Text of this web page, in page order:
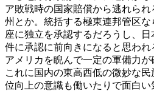
ア敗戦時の国家賠償から逃れら
州とか。統括する極東連邦管区
座に独立を承認するだろうし、
件に承認に前向きになると思われ
アメリカを睨んで一定の軍備力が
これに国内の東高西低の微妙な
位向上の意識も働いたりで面白い